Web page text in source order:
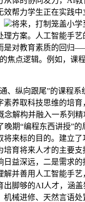
效帮力学生正在实践
将来，打制笼盖小
理方案。人工智能手
是对教育素质的回归
焦点逻辑。例如，课
纵向跟尾”的课程系
素养取科技思维的培
解构并融入一系列精
晚期“编程东西讲授”的
将来标的目的。建立
培育将来人才的主要
日益深远，二是需求的
解并善用人工智能手
出脚够的AI人才，涵
机械进修、天然言语